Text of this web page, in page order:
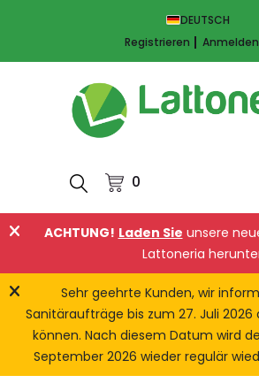
DEUTSCH
Registrieren
Anmelden
0
ACHTUNG! Laden Sie unsere
Lattoneria
Sehr geehrte Kunden, wir
Sanitäraufträge bis zum 27. Juli
können. Nach diesem Datum wird
September 2026 wieder regulär